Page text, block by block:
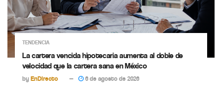
TENDENCIA
La cartera vencida hipotecaria aumenta al doble de
velocidad que la cartera sana en México
by EnDirecto 6 de agosto de 2026